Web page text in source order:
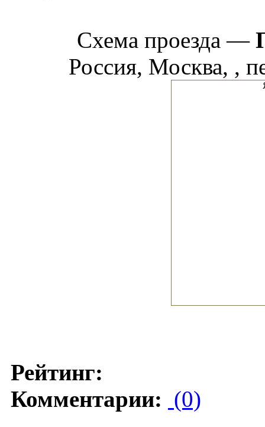
Схема проезда —
Россия, Москва, ,
Рейтинг:
Комментарии: (0)